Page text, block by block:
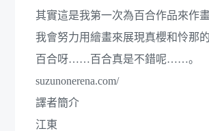
其實這是我第一次為百合作品來作
我會努力用繪畫來展現真櫻和怜那
百合呀……百合真是不錯呢……。
suzunonerena.com/
譯者簡介
江東